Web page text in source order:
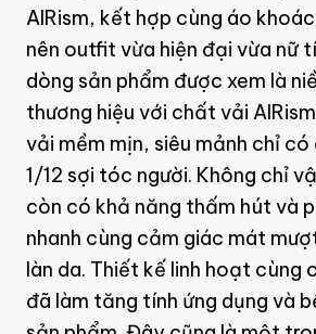
AIRism, kết hợp cùng áo
nên outfit vừa hiện đại vừa nữ
dòng sản phẩm được xem là
thương hiệu với chất vải
vải mềm mịn, siêu mảnh chỉ
1/12 sợi tóc người. Không chỉ
còn có khả năng thấm hút và
nhanh cùng cảm giác mát
làn da. Thiết kế linh hoạt cùng
đã làm tăng tính ứng dụng và